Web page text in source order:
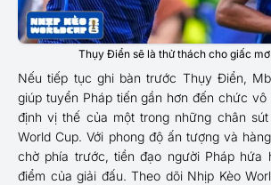
Thụy Điển sẽ là thử thách cho giấc
Nếu tiếp tục ghi bàn trước Thụy Điển,
giúp tuyển Pháp tiến gần hơn đến chức
định vị thế của một trong những chân
World Cup. Với phong độ ấn tượng và
chờ phía trước, tiền đạo người Pháp hứa
điểm của giải đấu. Theo dõi Nhịp Kèo